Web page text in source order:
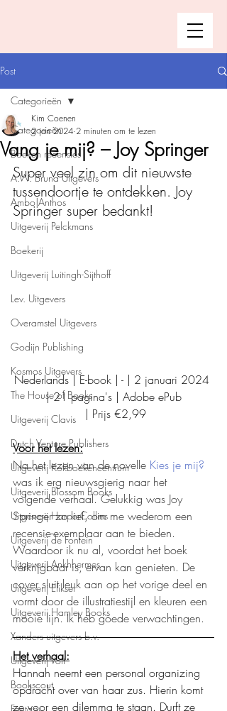
Post
Categorieën
Boeken recensies
A.W. Bruna Uitgevers
Ambo|Anthos
Uitgeverij Pelckmans
Boekerij
Uitgeverij Luitingh-Sijthoff
Lev. Uitgevers
Overamstel Uitgevers
Godijn Publishing
Kosmos Uitgevers
The House of Books
Uitgeverij Clavis
Dutch Venture Publishers
Uitgeverij Kokboekencentrum
Uitgeverij Blossom Books
Uitgeverij HarperCollins
Uitgeverij de Fontein
Uitgeverij Ankhhermes
Uitgeverij Elikser
Uitgeverij Hamley Books
Xanders uitgevers b.v.
Uitgeverij Volt
Bookscout
Categorieën
Vang je mij? – Joy Springer
Kim Coenen
2 jan 2024 2 minuten om te lezen
Super veel zin om dit nieuwste
tussendoortje te ontdekken. Joy
Springer super bedankt!
Nederlands | E-book | - | 2 januari 2024
| 21 pagina's | Adobe ePub
| Prijs €2,99
Voor het lezen:
Na het lezen van de novelle Kies je mij?
was ik erg nieuwsgierig naar het
volgende verhaal. Gelukkig was Joy
Springer zo lief, om me wederom een
recensie-exemplaar aan te bieden.
Waardoor ik nu al, voordat het boek
verkrijgbaar is, ervan kan genieten. De
cover sluit leuk aan op het vorige deel en
vormt door de illustratiestijl en kleuren een
mooie lijn. Ik heb goede verwachtingen.
Het verhaal:
Hannah neemt een personal organizing
opdracht over van haar zus. Hierin komt
ze voor een dilemma te staan. Durft ze